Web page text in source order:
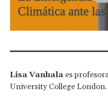
Lisa Vanhala es
University College London.